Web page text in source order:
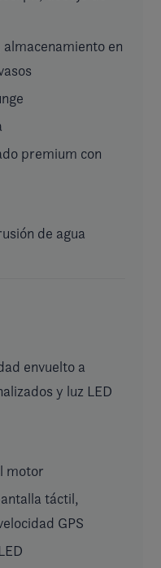
en
premium con
de agua
envuelto a
y luz LED
motor
táctil,
GPS